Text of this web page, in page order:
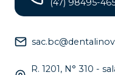
(47) 98495-
R. 1201, N° 310 -